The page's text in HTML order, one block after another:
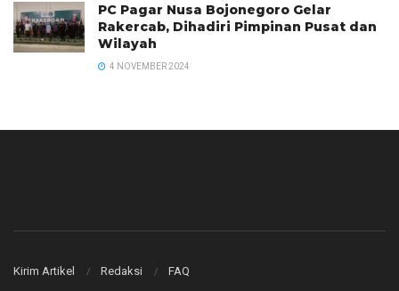
PC Pagar Nusa Bojonegoro Gelar
Rakercab, Dihadiri Pimpinan Pusat dan
Wilayah
4 NOVEMBER 2024
Kirim Artikel Redaksi FAQ